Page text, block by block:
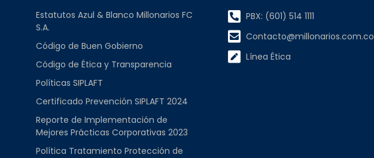
Estatutos Azul & Blanco Millonarios FC
S.A.
Código de Buen Gobierno
Código de Ética y Transparencia
Políticas SIPLAFT
Certificado Prevención SIPLAFT 2024
Reporte de Implementación de
Mejores Prácticas Corporativas 2023
Política Tratamiento Protección de
PBX: (601) 514 1111
Contacto@millonarios.com.co
Línea Ética